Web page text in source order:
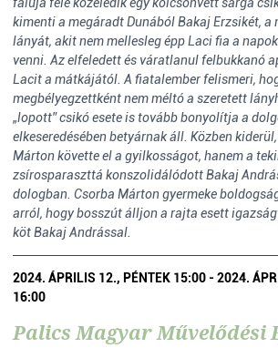
kimenti a megáradt Dunából Bakaj Erzsikét, a
lányát, akit nem mellesleg épp Laci fia a
venni. Az elfeledett és váratlanul felbukkanó
Lacit a mátkájától. A fiatalember felismeri,
megbélyegzettként nem méltó a szeretett
„lopott” csikó esete is tovább bonyolítja a
elkeseredésében betyárnak áll. Közben
Márton követte el a gyilkosságot, hanem a
zsírosparaszttá konszolidálódott Bakaj
dologban. Csorba Márton gyermeke
arról, hogy bosszút álljon a rajta esett
köt Bakaj Andrással.
2024. ÁPRILIS 12., PÉNTEK 15:00 - 2024.
16:00
Palics Magyar Művelődési